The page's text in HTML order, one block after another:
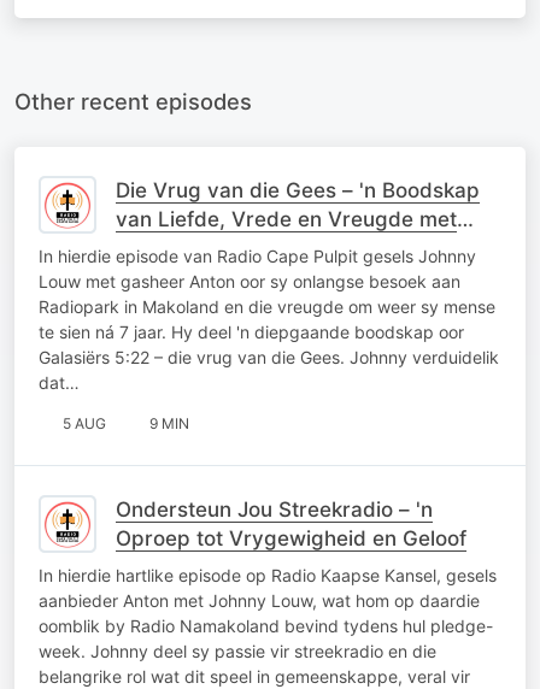
Other recent episodes
Die Vrug van die Gees – 'n Boodskap
van Liefde, Vrede en Vreugde met
Johnny Louw
In hierdie episode van Radio Cape Pulpit gesels Johnny
Louw met gasheer Anton oor sy onlangse besoek aan
Radiopark in Makoland en die vreugde om weer sy mense
te sien ná 7 jaar. Hy deel 'n diepgaande boodskap oor
Galasiërs 5:22 – die vrug van die Gees. Johnny verduidelik
dat…
5 AUG 9 MIN
Ondersteun Jou Streekradio – 'n
Oproep tot Vrygewigheid en Geloof
In hierdie hartlike episode op Radio Kaapse Kansel, gesels
aanbieder Anton met Johnny Louw, wat hom op daardie
oomblik by Radio Namakoland bevind tydens hul pledge-
week. Johnny deel sy passie vir streekradio en die
belangrike rol wat dit speel in gemeenskappe, veral vir